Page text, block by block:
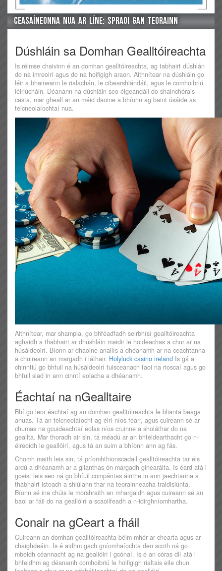
Ceasaíneonna Nua Ar Líne: Spraoi Gan Teorainn
Dúshláin sa Domhan Gealltóireachta
Is réimse chaivinn é an domhan gealltóireachta, ag tabhairt dúshlán
do na imreoirí agus do na hoifigigh araon. Aithnítear na dúshláin go
léir a bhaineann le rialachán, le cibearshlándáil, agus le comhoibriú
léiriúcháin. Déanann na dúshláin seo éigeandáil do shainchórais
casta, mar gheall ar an méid daoine a bhíonn ag baint úsáide as
teicneolaíochtaí nua.
Aithnítear, mar shampla, go bhféadfadh seirbhísí gealltóireachta
aghaidh a thabhairt ar dhúshláin maidir le hoideachas a chur ar na
húsáideoirí. Bíonn ar dhaoine anailís a dhéanamh ar na ceachtanna
a chuireann an margadh i láthair. Holyluck casino ireland Is gá a
chinntiú go bhfuil na húsáideoirí tuisceanach faoi na rioscaí agus go
bhfuil siad in ann cinntí eolacha a dhéanamh.
Éachtaí na nGealltaire
Bhí go leor éachtaí ag an domhan gealltóireachta le blianta beaga
anuas. Tá an teicneolaíocht ag éirí níos fearr, agus cuireann sé ar
chumas na gcuideachtaí eolas níos cruinne a sholáthar do na
geallta. Mar thoradh air sin, tá méadú ar an bhféidearthacht go n-
éireoidh le geallóirí, agus tá an suim a bhíonn ann ag fás.
Chomh maith leis sin, tá príomhthionscadail gealltóireachta tar éis
ardú a dhéanamh ar a gilanthas ón margadh ginearálta. Is éard atá i
gceist leis seo ná go bhfuil compántas áirithe in ann jaechtanna a
thabhairt isteach a shiúlann thar na teorainneacha traidisiúnta.
Bíonn sé ina chúis le morshraith an mhargaidh agus cuireann sé an
baol ar fáil do na geallóirí a scaoilfeadh a n-idirghníomhartha.
Conair na gCeart a fháil
Cuireann an domhan gealltóireachta béim mhór ar chearta agus ar
chaighdeáin. Is é aidhm gach gníomhaíochta den scoth ná go
mbeidh céannacht ag na geallóirí i gcónaí. Is é an córas dlí atá i
bhfeidhm ag déanamh comhoibriú le hoifigigh rialtais eile chun